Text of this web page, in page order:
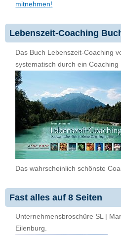
mitnehmen!
Lebenszeit-Coaching
Das Buch Lebenszeit-Coaching
systematisch durch ein Coaching
Das wahrscheinlich schönste
Fast alles auf 8 Seiten
Unternehmensbroschüre SL |
Eilenburg.